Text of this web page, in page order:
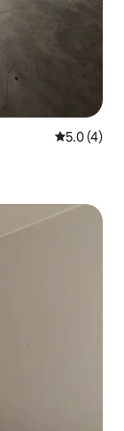
レビュー4
5.0 (4)